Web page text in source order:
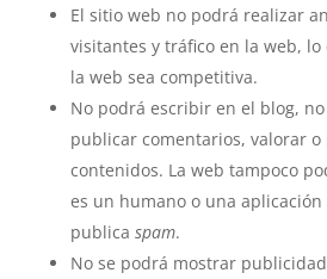
El sitio web no podrá realizar
visitantes y tráfico en la web,
la web sea competitiva.
No podrá escribir en el blog,
publicar comentarios, valorar
contenidos. La web tampoco
es un humano o una
publica spam.
No se podrá mostrar